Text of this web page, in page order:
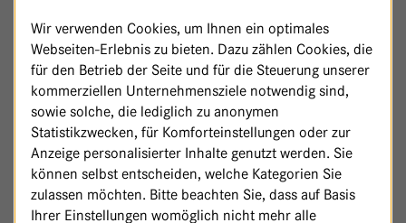
Sonstiges
Wir verwenden Cookies, um Ihnen ein optimales
Webseiten-Erlebnis zu bieten. Dazu zählen Cookies, die
für den Betrieb der Seite und für die Steuerung unserer
kommerziellen Unternehmensziele notwendig sind,
sowie solche, die lediglich zu anonymen
Statistikzwecken, für Komforteinstellungen oder zur
Anzeige personalisierter Inhalte genutzt werden. Sie
können selbst entscheiden, welche Kategorien Sie
zulassen möchten. Bitte beachten Sie, dass auf Basis
Ihrer Einstellungen womöglich nicht mehr alle